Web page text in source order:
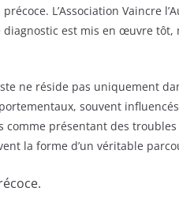
L’Association Vaincre
est mis en œuvre tôt,
ne réside pas uniquement
souvent
comme présentant des
la forme d’un véritable